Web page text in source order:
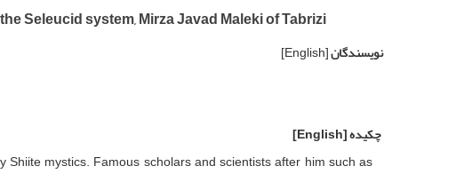
Seleucid system, Mirza Javad Maleki of Tabrizi
نویسندگان[English]
چکیده[English]
mystics. Famous scholars and scientists after him such as